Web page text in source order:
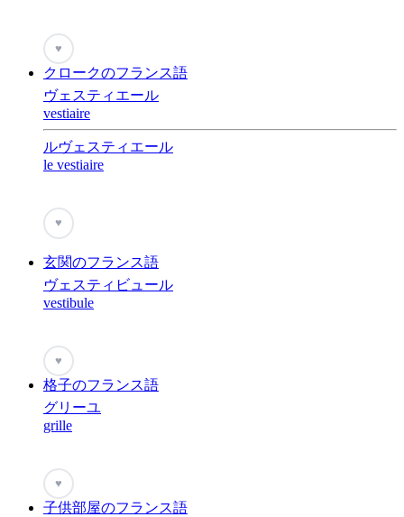
♥
クロークのフランス語
ヴェスティエール
vestiaire
ルヴェスティエール
le vestiaire
♥
玄関のフランス語
ヴェスティビュール
vestibule
♥
格子のフランス語
グリーユ
grille
♥
子供部屋のフランス語